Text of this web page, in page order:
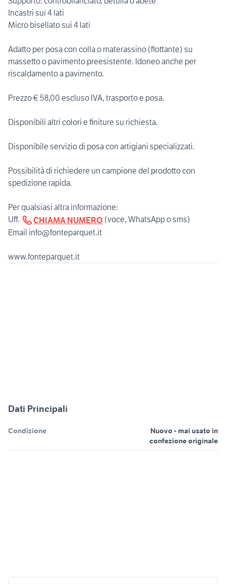
Incastri sui 4 lati
Micro bisellato sui 4 lati
Adatto per posa con colla o materassino (flottante) su
massetto o pavimento preesistente. Idoneo anche per
riscaldamento a pavimento.
Prezzo € 58,00 escluso IVA, trasporto e posa.
Disponibili altri colori e finiture su richiesta.
Disponibile servizio di posa con artigiani specializzati.
Possibilità di richiedere un campione del prodotto con
spedizione rapida.
Per qualsiasi altra informazione:
Uff.
CHIAMA NUMERO (voce, WhatsApp o sms)
Email info@fonteparquet.it
www.fonteparquet.it
Dati Principali
Condizione
Nuovo - mai usato in
confezione originale